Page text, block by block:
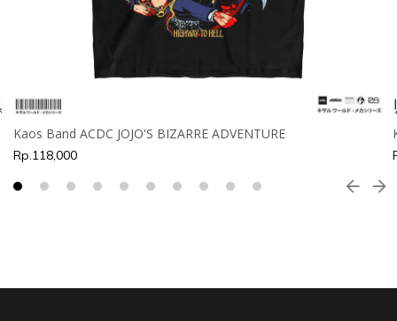
Kaos Band ACDC JOJO'S BIZARRE ADVENTURE
Rp.118,000